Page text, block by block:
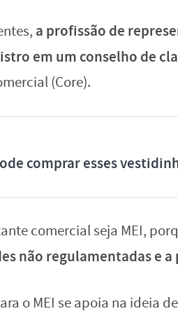
a profissão de
em um conselho de
(Core).
comprar esses
comercial seja MEI,
não regulamentadas e
o MEI se apoia na ideia